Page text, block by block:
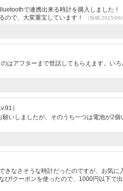
で連携出来る時計を購入しました
ので、大変重宝しています！
（投稿:2015/
はアフターまで世話してもらえます。い
）
いしましたが、そのうち一つは電池が2個
きなさそうな時計だったのですが、お気
!クーポンを使ったので、1000円以下で